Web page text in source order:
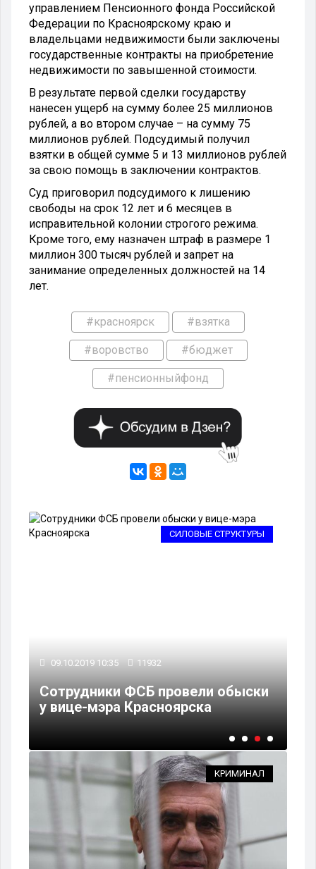
управлением Пенсионного фонда Российской
Федерации по Красноярскому краю и
владельцами недвижимости были заключены
государственные контракты на приобретение
недвижимости по завышенной стоимости.
В результате первой сделки государству
нанесен ущерб на сумму более 25 миллионов
рублей, а во втором случае – на сумму 75
миллионов рублей. Подсудимый получил
взятки в общей сумме 5 и 13 миллионов рублей
за свою помощь в заключении контрактов.
Суд приговорил подсудимого к лишению
свободы на срок 12 лет и 6 месяцев в
исправительной колонии строгого режима.
Кроме того, ему назначен штраф в размере 1
миллион 300 тысяч рублей и запрет на
занимание определенных должностей на 14
лет.
#красноярск #взятка
#воровство #бюджет
#пенсионныйфонд
СИЛОВЫЕ СТРУКТУРЫ
09.10.2019 10:35 11932
Сотрудники ФСБ провели обыски
у вице-мэра Красноярска
КРИМИНАЛ